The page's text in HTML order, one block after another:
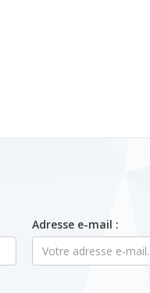
Adresse e-mail :